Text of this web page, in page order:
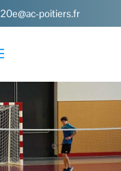
poitiers.fr